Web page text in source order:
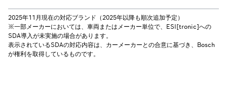
2025年11月現在の対応ブランド（2025年以降も順次追加予定）
※一部メーカーにおいては、車両またはメーカー単位で、ESI[tronic]への
SDA導入が未実施の場合があります。
表示されているSDAの対応内容は、カーメーカーとの合意に基づき、Bosch
が権利を取得しているものです。